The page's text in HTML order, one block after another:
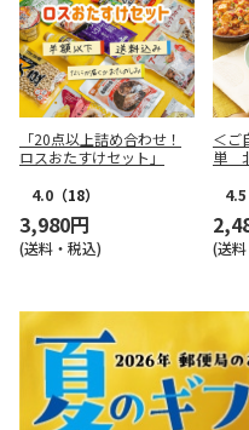
「20点以上詰め合わせ！
ロスおたすけセット」
4.0 （18）
3,980円
(送料・税込)
＜ご
単
4.5
(送